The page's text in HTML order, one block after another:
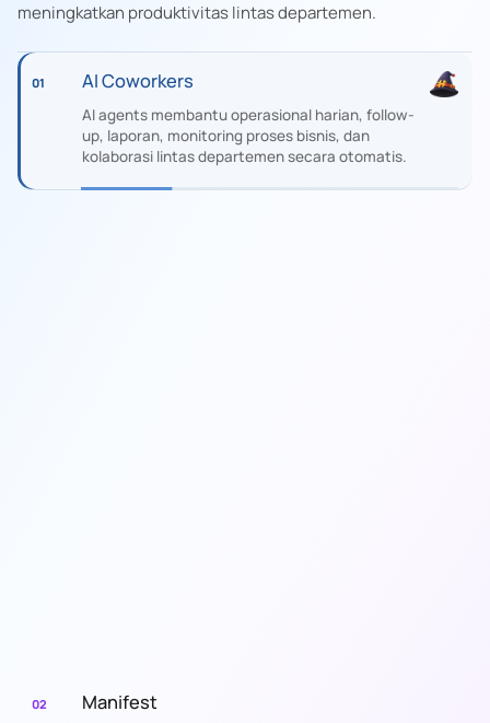
meningkatkan produktivitas lintas departemen.
01 AI Coworkers
AI agents membantu operasional harian, follow-
up, laporan, monitoring proses bisnis, dan
kolaborasi lintas departemen secara otomatis.
02 Manifest